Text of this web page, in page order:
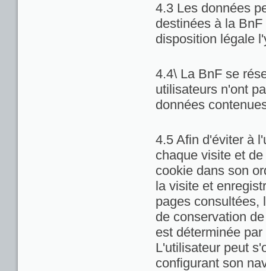
4.3 Les données
destinées à la
disposition légale
4.4\ La BnF se
utilisateurs n'ont
données
4.5 Afin d'éviter à
chaque visite et
cookie dans son
la visite et
pages consultées,
de conservation
est déterminée
L'utilisateur peut
configurant son